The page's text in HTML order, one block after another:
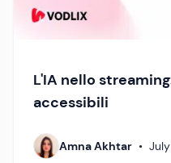
L'IA nello
accessibili
Amna Akhtar •